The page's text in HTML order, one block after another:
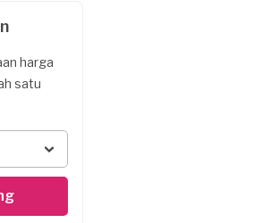
harga
satu